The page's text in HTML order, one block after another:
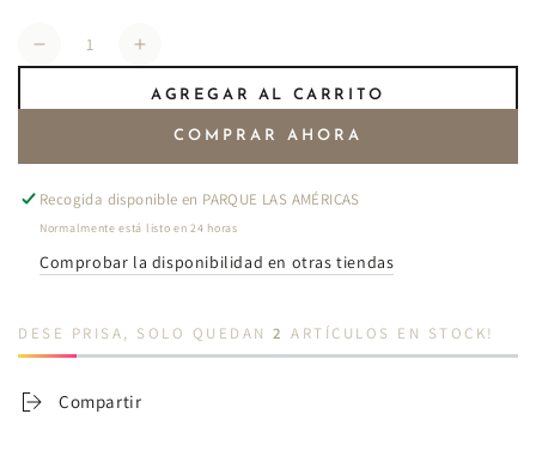
Cantidad
Reducir
para
Solo
Botón
EG04
Aumentar
para
Blazer
Solo
Botón
EG04
AGREGAR AL CARRITO
COMPRAR AHORA
Recogida disponible en PARQUE LAS AMÉRICAS
Normalmente está listo en 24 horas
Comprobar la disponibilidad en otras tiendas
DESE PRISA, SOLO QUEDAN 2 ARTÍCULOS EN STOCK!
Compartir